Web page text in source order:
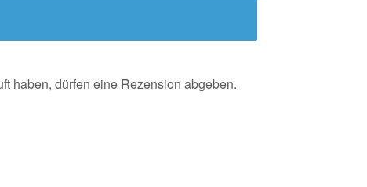
haben, dürfen eine Rezension abgeben.